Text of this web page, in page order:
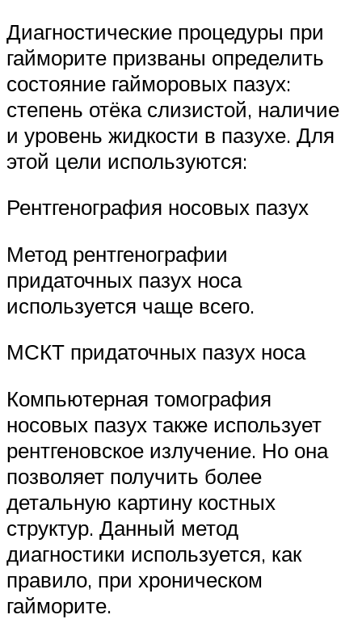
Диагностические процедуры при
гайморите призваны определить
состояние гайморовых пазух:
степень отёка слизистой, наличие
и уровень жидкости в пазухе. Для
этой цели используются:
Рентгенография носовых пазух
Метод рентгенографии
придаточных пазух носа
используется чаще всего.
МСКТ придаточных пазух носа
Компьютерная томография
носовых пазух также использует
рентгеновское излучение. Но она
позволяет получить более
детальную картину костных
структур. Данный метод
диагностики используется, как
правило, при хроническом
гайморите.